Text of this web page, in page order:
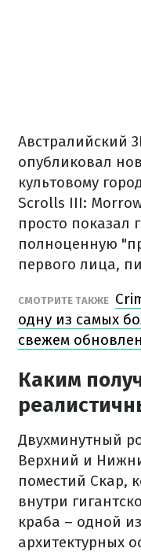
Австралийский
опубликовал
культовому
Scrolls III:
просто показал
полноценную
первого лица,
СМОТРИТЕ ТАКЖЕ
одну из самых
свежем
Каким
Двухминутный
Верхний и
поместий Скар,
внутри
краба – одной
архитектурных